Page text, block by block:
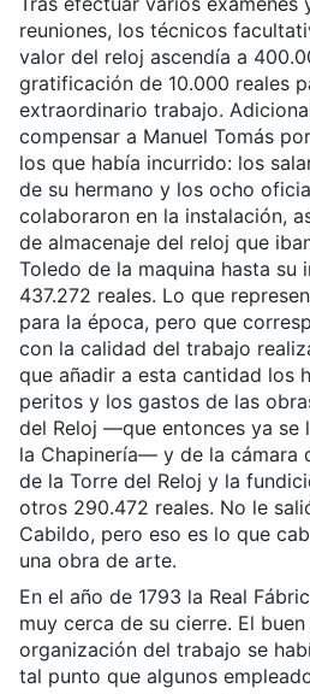
reuniones, los técnicos
valor del reloj ascendía a
gratificación de 10.000 reales
extraordinario trabajo.
compensar a Manuel Tomás
los que había incurrido: los
de su hermano y los ocho
colaboraron en la instalación,
de almacenaje del reloj que
Toledo de la maquina hasta su
437.272 reales. Lo que
para la época, pero que
con la calidad del trabajo
que añadir a esta cantidad los
peritos y los gastos de las
del Reloj —que entonces ya se
la Chapinería— y de la cámara
de la Torre del Reloj y la
otros 290.472 reales. No le
Cabildo, pero eso es lo que
una obra de arte.
En el año de 1793 la Real
muy cerca de su cierre. El
organización del trabajo se
tal punto que algunos